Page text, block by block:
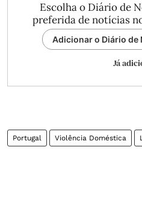
Escolha o Diário de
preferida de notícias
Adicionar o Diário de
Já
Portugal Violência Doméstica